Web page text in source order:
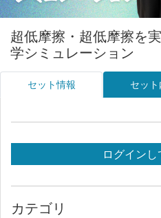
超低摩擦・超低摩擦を
学シミュレーション
セット情報 セット
ログイン
カテゴリ